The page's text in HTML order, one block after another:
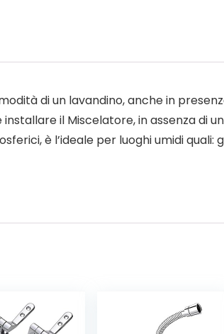
di un lavandino, anche in
il Miscelatore, in assenza di
è l’ideale per luoghi umidi quali: